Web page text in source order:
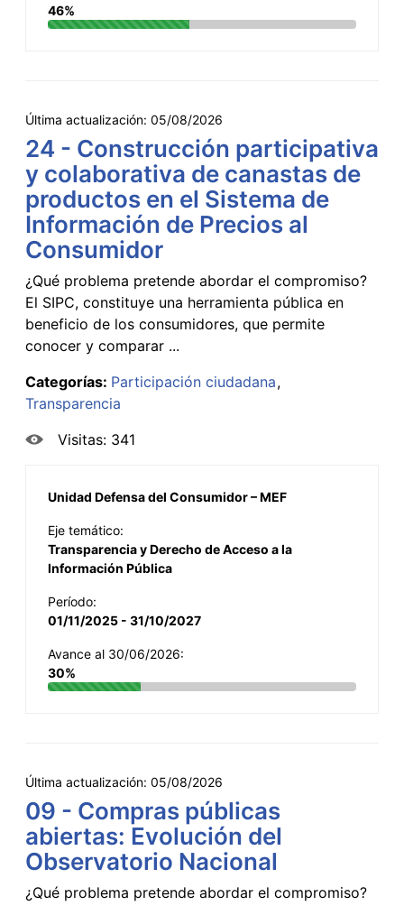
46%
Última actualización: 05/08/2026
24 - Construcción participativa
y colaborativa de canastas de
productos en el Sistema de
Información de Precios al
Consumidor
¿Qué problema pretende abordar el compromiso?
El SIPC, constituye una herramienta pública en
beneficio de los consumidores, que permite
conocer y comparar ...
Categorías: Participación ciudadana
Transparencia
Visitas: 341
Unidad Defensa del Consumidor – MEF
Eje temático:
Transparencia y Derecho de Acceso a la
Información Pública
Período:
01/11/2025 - 31/10/2027
Avance al 30/06/2026:
30%
Última actualización: 05/08/2026
09 - Compras públicas
abiertas: Evolución del
Observatorio Nacional
¿Qué problema pretende abordar el compromiso?